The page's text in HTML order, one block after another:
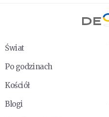
Świat
Po godzinach
Kościół
Blogi